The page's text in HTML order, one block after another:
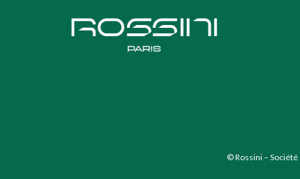
© Rossini –